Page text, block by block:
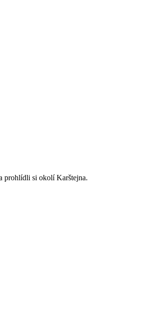
prohlídli si okolí Karštejna.